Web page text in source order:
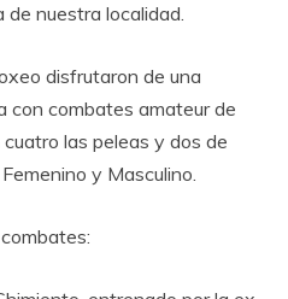
de nuestra localidad.
disfrutaron de una
con combates amateur de
las peleas y dos de
y Masculino.